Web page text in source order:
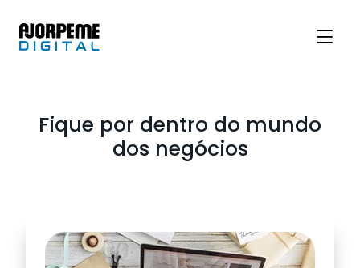
Fique por dentro do mundo
dos negócios